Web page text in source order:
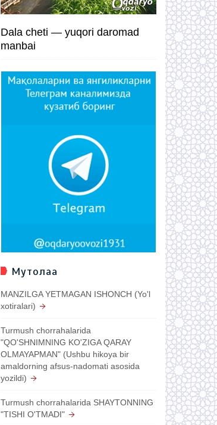
Dala cheti — yuqori daromad
manbai
Мутолаа
MANZILGA YETMAGAN ISHONCH (Yo'l
xotiralari)
Turmush chorrahalarida
"QO'SHNIMNING KO'ZIGA QARAY
OLMAYAPMAN" (Ushbu hikoya bir
amaldorning afsus-nadomati asosida
yozildi)
Turmush chorrahalarida SHAYTONNING
"TISHI O'TMADI"